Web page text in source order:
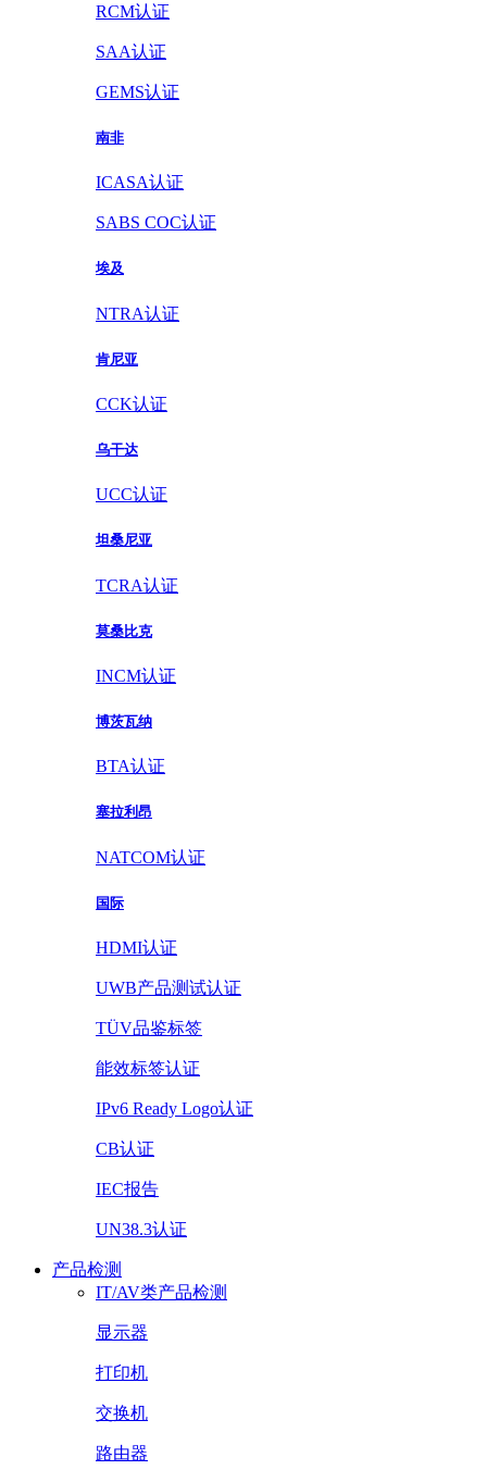
RCM认证
SAA认证
GEMS认证
南非
ICASA认证
SABS COC认证
埃及
NTRA认证
肯尼亚
CCK认证
乌干达
UCC认证
坦桑尼亚
TCRA认证
莫桑比克
INCM认证
博茨瓦纳
BTA认证
塞拉利昂
NATCOM认证
国际
HDMI认证
UWB产品测试认证
TÜV品鉴标签
能效标签认证
IPv6 Ready Logo认证
CB认证
IEC报告
UN38.3认证
产品检测
IT/AV类产品检测
显示器
打印机
交换机
路由器